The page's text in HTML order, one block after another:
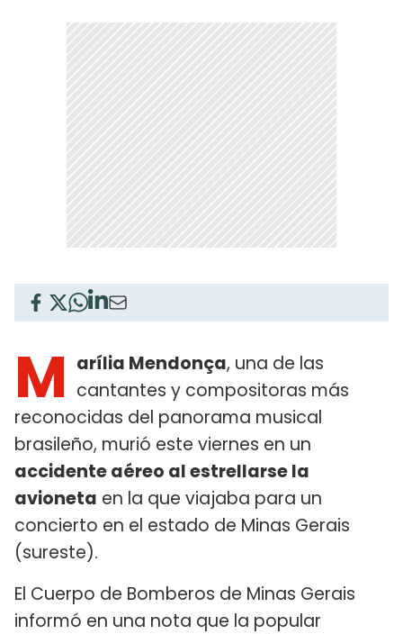
M arília Mendonça, una de las
cantantes y compositoras más
reconocidas del panorama musical
brasileño, murió este viernes en un
accidente aéreo al estrellarse la
avioneta en la que viajaba para un
concierto en el estado de Minas Gerais
(sureste).
El Cuerpo de Bomberos de Minas Gerais
informó en una nota que la popular